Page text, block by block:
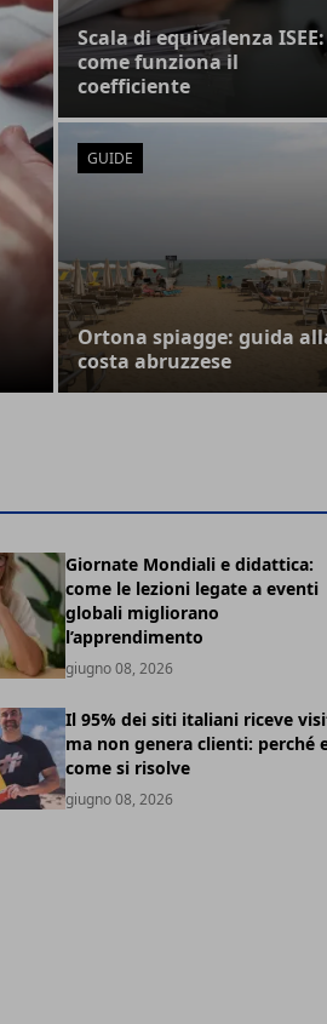
Scala di equivalenza ISEE:
come funziona il
coefficiente
GUIDE
Ortona spiagge: guida
costa abruzzese
Giornate Mondiali e didattica:
come le lezioni legate a eventi
globali migliorano
l’apprendimento
giugno 08, 2026
Il 95% dei siti italiani riceve
ma non genera clienti: perché
come si risolve
giugno 08, 2026